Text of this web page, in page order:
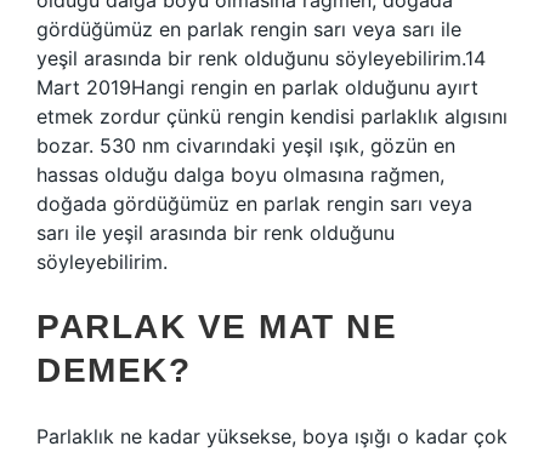
gördüğümüz en parlak rengin sarı veya sarı ile
yeşil arasında bir renk olduğunu söyleyebilirim.14
Mart 2019Hangi rengin en parlak olduğunu ayırt
etmek zordur çünkü rengin kendisi parlaklık algısını
bozar. 530 nm civarındaki yeşil ışık, gözün en
hassas olduğu dalga boyu olmasına rağmen,
doğada gördüğümüz en parlak rengin sarı veya
sarı ile yeşil arasında bir renk olduğunu
söyleyebilirim.
PARLAK VE MAT NE
DEMEK?
Parlaklık ne kadar yüksekse, boya ışığı o kadar çok